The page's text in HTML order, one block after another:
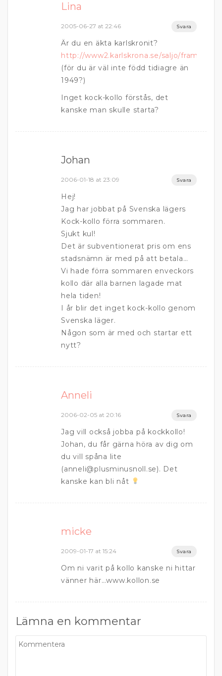
Lina
2005-06-27 at 22:46 Svara
Är du en äkta karlskronit?
http://www2.karlskrona.se/saljo/
(för du är väl inte född tidiagre än
1949?)
Inget kock-kollo förstås, det
kanske man skulle starta?
Johan
2006-01-18 at 23:09 Svara
Hej!
Jag har jobbat på Svenska lägers
Kock-kollo förra sommaren.
Sjukt kul!
Det är subventionerat pris om ens
stadsnämn är med på att betala…
Vi hade förra sommaren enveckors
kollo där alla barnen lagade mat
hela tiden!
I år blir det inget kock-kollo genom
Svenska läger.
Någon som är med och startar ett
nytt?
Anneli
2006-02-05 at 20:16 Svara
Jag vill också jobba på kockkollo!
Johan, du får gärna höra av dig om
du vill spåna lite
(anneli@plusminusnoll.se). Det
kanske kan bli nåt
micke
2009-01-17 at 15:24 Svara
Om ni varit på kollo kanske ni hittar
vänner här…www.kollon.se
Lämna en kommentar